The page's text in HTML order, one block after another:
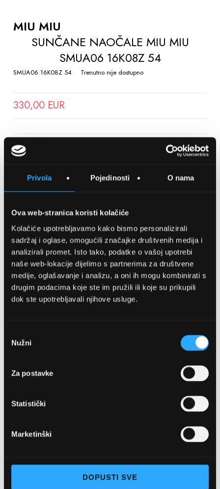
Privola Pojedinosti O nama
Ova web-stranica koristi kolačiće
Kolačiće upotrebljavamo kako bismo personalizirali
sadržaj i oglase, omogućili značajke društvenih medija i
analizirali promet. Isto tako, podatke o vašoj upotrebi
naše web-lokacije dijelimo s partnerima za društvene
medije, oglašavanje i analizu, a oni ih mogu kombinirati s
drugim podacima koje ste im pružili ili koje su prikupili
dok ste upotrebljavali njihove usluge.
pristanka
Nužni
Za postavke
Statistički
Marketinški
DOPUSTI SVE
THE
BEGINNING
GALLERY
MIU MIU
SUNČANE NAOČALE MIU MIU
SMUA06 16K08Z 54
SMUA06 16K08Z 54 Trenutno nije dostupno
330,00 EUR
SPREMITE NA LISTU ŽELJA
Detalji
OPTIKA NJEGO, POSLOVNICA 1